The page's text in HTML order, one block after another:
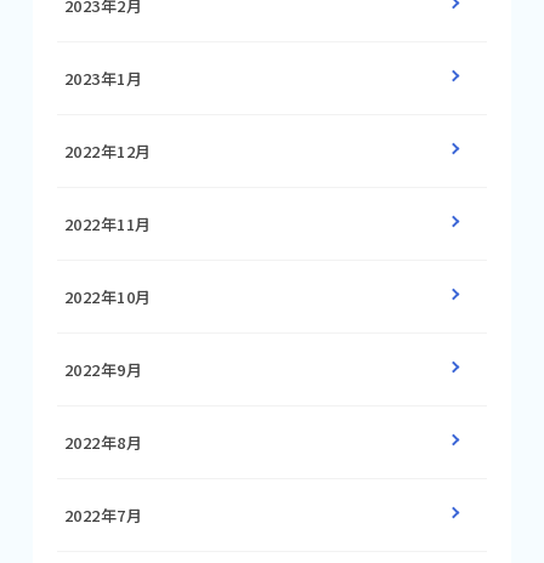
2023年2月
2023年1月
2022年12月
2022年11月
2022年10月
2022年9月
2022年8月
2022年7月